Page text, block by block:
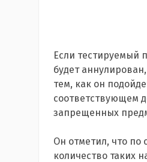
Если тестируемый
будет
тем, как он
соответствующем
запрещенных
Он отметил, что
количество таких